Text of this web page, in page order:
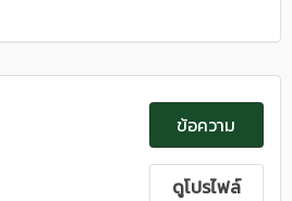
ข้อความ
ดูโปรไฟล์